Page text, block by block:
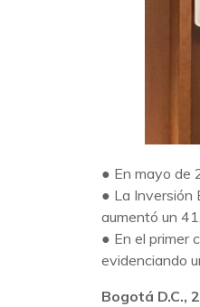
● En mayo de
● La Inversión
aumentó un
● En el primer
evidenciando
Bogotá D.C.,